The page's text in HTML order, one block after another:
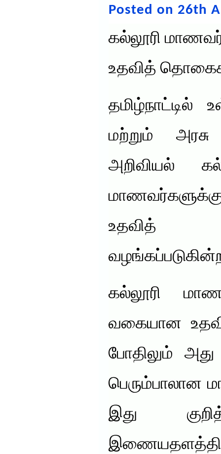
Posted on 26th
கல்லூரி
உதவித்
மற்றும்
அறிவியல்
கல்லூரி
வகையான
போதிலும் அது
பெரும்பாலான
இது